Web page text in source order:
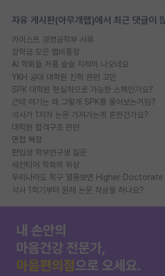
자유 게시판(아무개랩)에서 최근 댓글이
카이스트 경영공학부 서류
장학금 모은 랩비통장
AI 학회들 거품 슬슬 지적이 나오네요
YKH 공대 대학원 진학 관련 고민
SPK 대학원 현실적으로 가능한 스펙인가요?
근데 여기는 왜 그렇게 SPK를 물어보는거임?
석사가 1저자 논문 가져가는게 흔한건가요?
대학원 합격구조 관련
면접 복장
편입생 학부연구생 질문
세컨티어 학회의 위상
석사 1학기부터 원래 논문 작성을 하나요?